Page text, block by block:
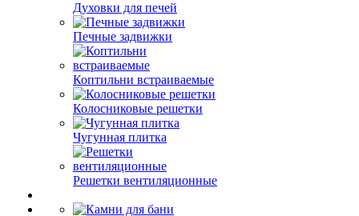
Духовки для печей
Печные задвижки
Коптильни встраиваемые
Колосниковые решетки
Чугунная плитка
Решетки вентиляционные